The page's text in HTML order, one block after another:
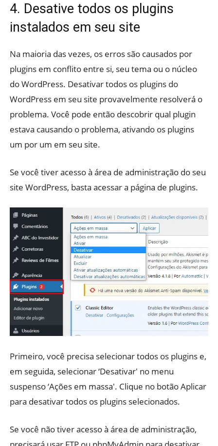
4. Desative todos os plugins
instalados em seu site
Na maioria das vezes, os erros são causados ​​por
plugins em conflito entre si, seu tema ou o núcleo
do WordPress. Desativar todos os plugins do
WordPress em seu site provavelmente resolverá o
problema. Você pode então descobrir qual plugin
estava causando o problema, ativando os plugins
um por um em seu site.
Se você tiver acesso à área de administração do seu
site WordPress, basta acessar a página de plugins.
Primeiro, você precisa selecionar todos os plugins e,
em seguida, selecionar ‘Desativar' no menu
suspenso ‘Ações em massa'. Clique no botão Aplicar
para desativar todos os plugins selecionados.
Se você não tiver acesso à área de administração,